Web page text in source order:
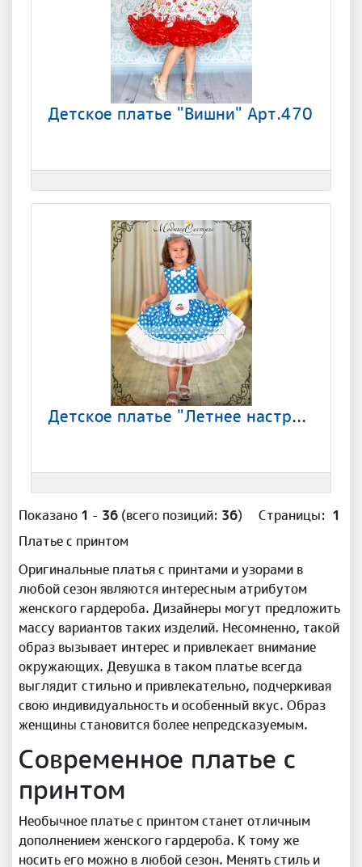
Детское платье "Вишни" Арт.470
Детское платье "Летнее настроение" Арт.-043
Страницы: 1
Показано 1 - 36 (всего позиций: 36)
Платье с принтом
Оригинальные платья с принтами и узорами в
любой сезон являются интересным атрибутом
женского гардероба. Дизайнеры могут предложить
массу вариантов таких изделий. Несомненно, такой
образ вызывает интерес и привлекает внимание
окружающих. Девушка в таком платье всегда
выглядит стильно и привлекательно, подчеркивая
свою индивидуальность и особенный вкус. Образ
женщины становится более непредсказуемым.
Современное платье с
принтом
Необычное платье с принтом станет отличным
дополнением женского гардероба. К тому же
носить его можно в любой сезон. Менять стиль и